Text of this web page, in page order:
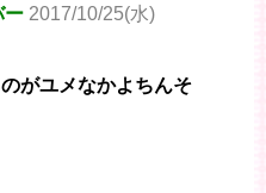
ー 2017/10/25(水)
がユメなかよちんそ